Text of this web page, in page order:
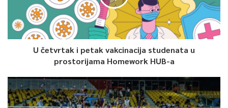
domovima zdravlja zaposlio pet prevodilaca? KCUS ima četiri ili
pet inžinjera hortikulture. Da vam ne nabrajam dalje.
Odjednom smo otkrili toplu vodu”, poručio je Vranić.
0
Article Rating
U četvrtak i petak vakcinacija studenata u
prostorijama Homework HUB-a